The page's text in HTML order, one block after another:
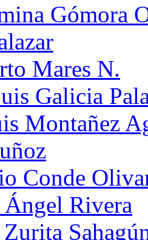
Gómora
Mares N.
Galicia
Montañez
Conde
Rivera